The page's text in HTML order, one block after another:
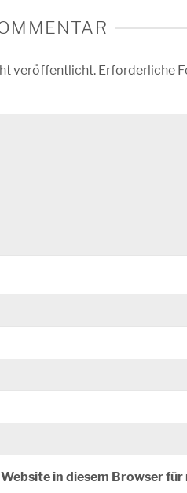
veröffentlicht. Erforderliche
in diesem Browser